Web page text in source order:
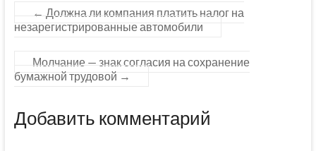
← Должна ли компания платить налог на
незарегистрированные автомобили
Молчание — знак согласия на сохранение
бумажной трудовой →
Добавить комментарий